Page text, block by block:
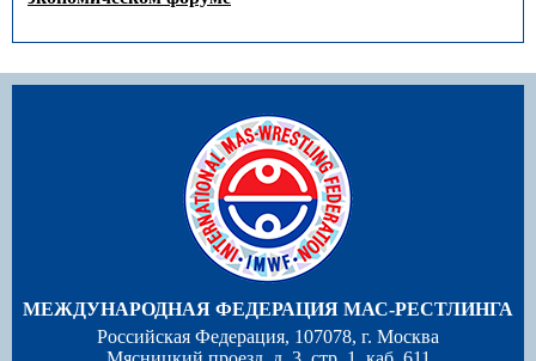
МЕЖДУНАРОДНАЯ ФЕДЕРАЦИЯ МАС-РЕСТЛИНГА
Российская Федерация, 107078, г. Москва